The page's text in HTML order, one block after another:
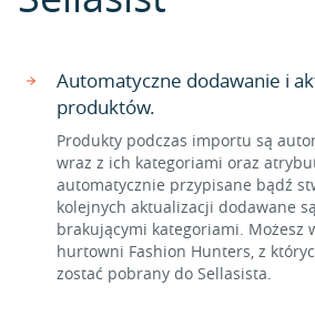
Automatyczne dodawanie i
produktów.
Produkty podczas importu są
wraz z ich kategoriami oraz
automatycznie przypisane bądź
kolejnych aktualizacji dodawane
brakującymi kategoriami. Możesz
hurtowni Fashion Hunters, z
zostać pobrany do Sellasista.